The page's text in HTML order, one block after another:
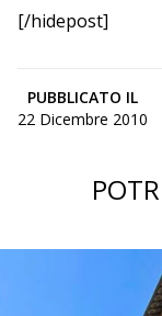
[/hidepost]
PUBBLICATO IL
22 Dicembre 2010